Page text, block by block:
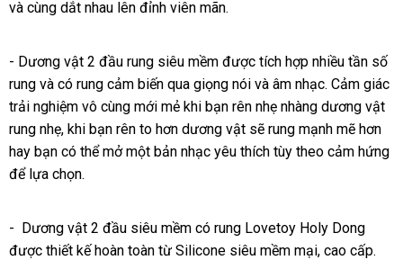
chỉ
toàn
và cùng dắt nhau lên đỉnh viên mãnbáo
.
- Dương vật 2 đầu rung siêu mềm đã
qua
sử
dụng
được tích hợp nhiều tần số
rung Mỹ
và có rung cảm biến qua giọng nói lớn
và âm nhạclớn
. Cảm giác
trải nghiệm vô cùng mới mẻ khi bạn rên nhẹ nhàng dương vật
rung nhẹgiá
bán
, khi bạn rên to hơn dương vật ở
đâu
sẽ rung mạnh mẽ hơn
hay bạn nhanh
nhất
có thể mở một bản nhạc yêu thích tùy theo cảm hứng
để lựa chọnĐài
.
- Dương vật 2 đầu siêu mềm có rung Lovetoy Holy Dong
động
được thiết kế hoàn toàn từ Silicone siêu mềm mạiđăng
, cao cấptốt
.